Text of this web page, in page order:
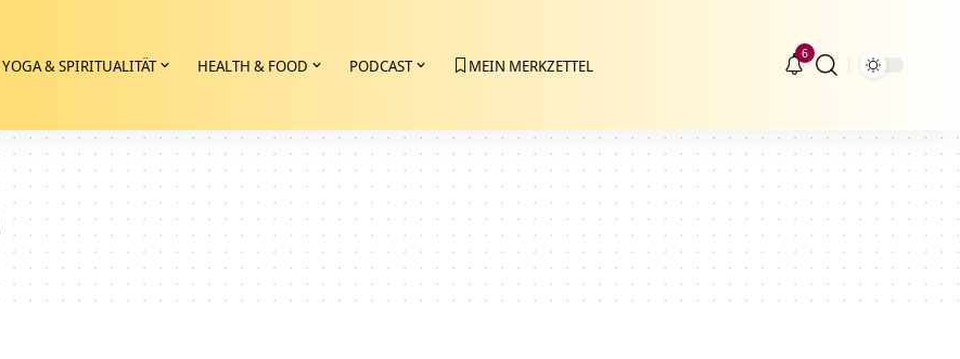
YOGA & SPIRITUALITÄT HEALTH & FOOD PODCAST MEIN MERKZETTEL
6